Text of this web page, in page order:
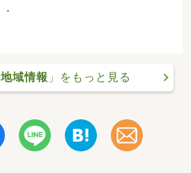
-
地域情報 」をもっと見る